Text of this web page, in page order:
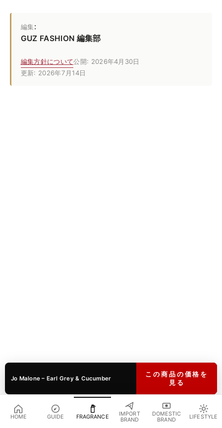
編集:
GUZ FASHION 編集部
編集方針について公開: 2026年4月30日
更新: 2026年7月14日
Jo Malone – Earl Grey & Cucumber
この商品の価格を
見る
HOME GUIDE FRAGRANCE
IMPORT
BRAND
DOMESTIC
BRAND
LIFESTYLE